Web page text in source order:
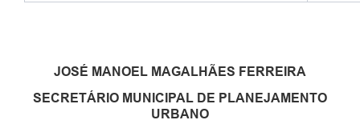
JOSÉ MANOEL MAGALHÃES FERREIRA
SECRETÁRIO MUNICIPAL DE PLANEJAMENTO
URBANO